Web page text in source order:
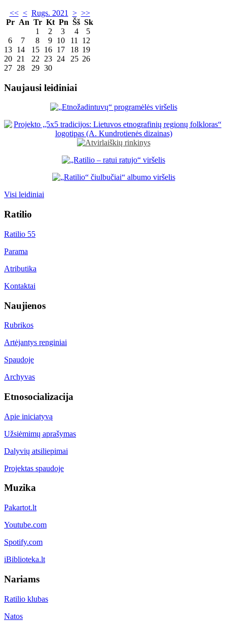
<< < Rugs. 2021 > >>
Pr An Tr Kt Pn Šš Sk
1
2 3 4
5
6
7 8 9 10 11
12
13 14 15 16 17 18 19
20 21 22 23 24 25 26
27 28 29 30
Naujausi leidiniai
Visi leidiniai
Ratilio
Ratilio 55
Parama
Atributika
Kontaktai
Naujienos
Rubrikos
Artėjantys renginiai
Spaudoje
Archyvas
Etnosocializacija
Apie iniciatyvą
Užsiėmimų aprašymas
Dalyvių atsiliepimai
Projektas spaudoje
Muzika
Pakartot.lt
Youtube.com
Spotify.com
iBiblioteka.lt
Nariams
Ratilio klubas
Natos